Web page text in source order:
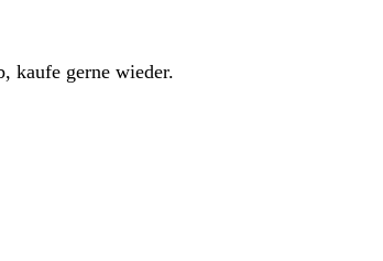
kaufe gerne wieder.